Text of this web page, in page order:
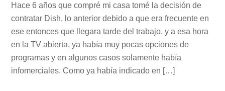
Hace 6 años que compré mi casa tomé la decisión de
contratar Dish, lo anterior debido a que era frecuente en
ese entonces que llegara tarde del trabajo, y a esa hora
en la TV abierta, ya había muy pocas opciones de
programas y en algunos casos solamente había
infomerciales. Como ya había indicado en […]